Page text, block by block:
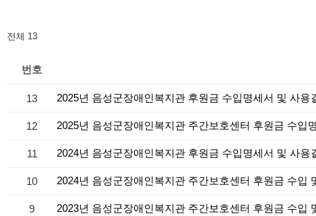
전체 13
번호
13 2025년 음성군장애인복지관 후원금 수입명세서 및 사용
12 2025년 음성군장애인복지관 주간보호센터 후원금 수입
11 2024년 음성군장애인복지관 후원금 수입명세서 및 사용
10 2024년 음성군장애인복지관 주간보호센터 후원금 수입
9 2023년 음성군장애인복지관 주간보호센터 후원금 수입